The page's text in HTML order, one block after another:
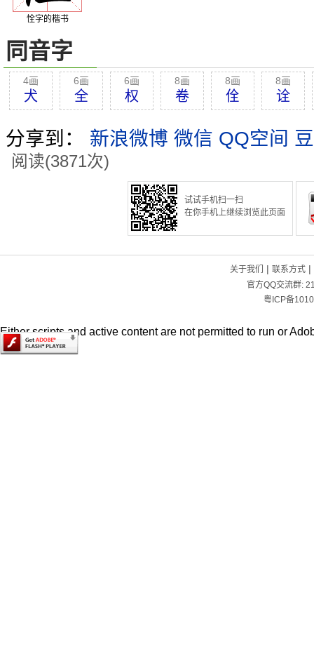
恮字的楷书
同音字
4画
犬
6画
全
6画
权
8画
卷
8画
佺
8画
诠
分享到： 新浪微博 微信 QQ空间
阅读(3871次)
试试手机扫一扫
在你手机上继续浏览此页面
关于我们 | 联系方式|
官方QQ交流群:
粤ICP备
Either scripts and active content are not permitted to run or